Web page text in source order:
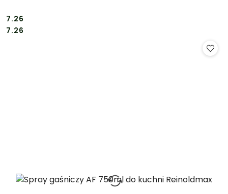
Cena:
7.26
Cena:
7.26